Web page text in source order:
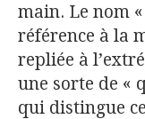
main. Le nom «
référence à la
repliée à
une sorte de «
qui distingue